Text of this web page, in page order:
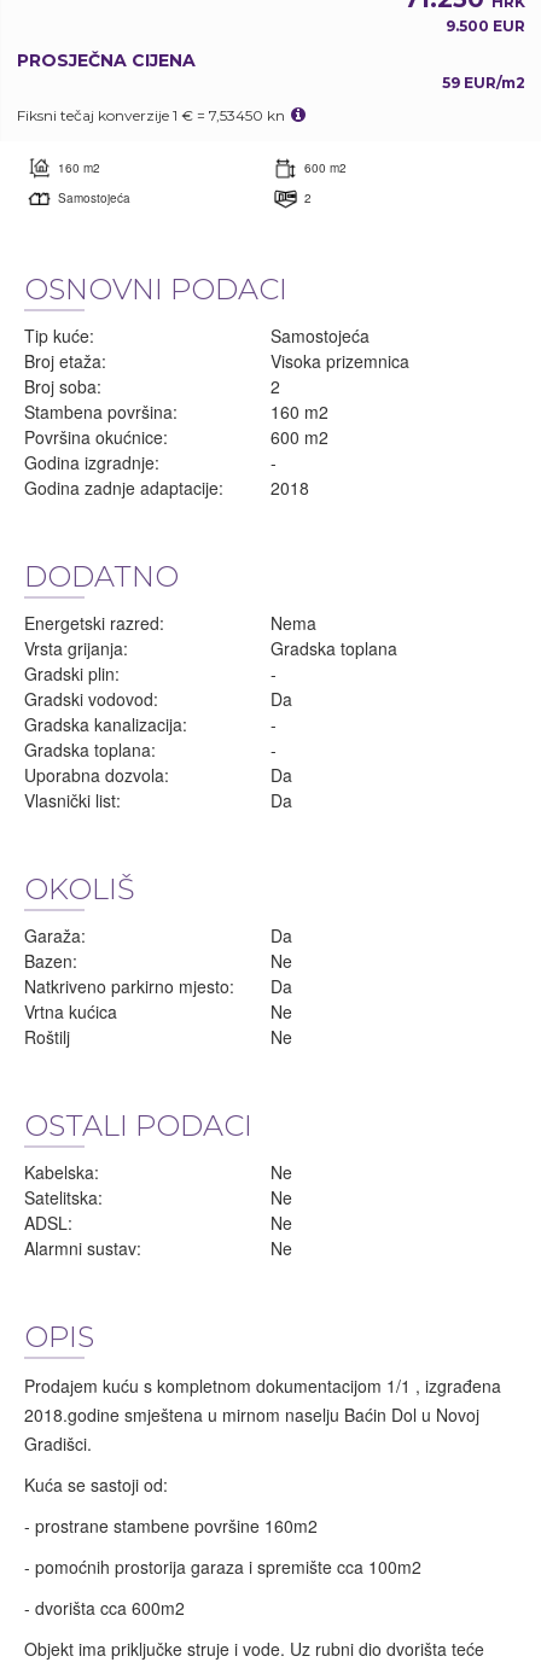
9.500 EUR
PROSJEČNA CIJENA
59 EUR/m2
Fiksni tečaj konverzije 1 € = 7,53450 kn
160 m2
600 m2
Samostojeća
2
OSNOVNI PODACI
Tip kuće:
Samostojeća
Broj etaža:
Visoka prizemnica
Broj soba:
2
Stambena površina:
160 m2
Površina okućnice:
600 m2
Godina izgradnje:
-
Godina zadnje adaptacije:
2018
DODATNO
Energetski razred:
Nema
Vrsta grijanja:
Gradska toplana
Gradski plin:
-
Gradski vodovod:
Da
Gradska kanalizacija:
-
Gradska toplana:
-
Uporabna dozvola:
Da
Vlasnički list:
Da
OKOLIŠ
Garaža:
Da
Bazen:
Ne
Natkriveno parkirno mjesto:
Da
Vrtna kućica
Ne
Roštilj
Ne
OSTALI PODACI
Kabelska:
Ne
Satelitska:
Ne
ADSL:
Ne
Alarmni sustav:
Ne
OPIS
Prodajem kuću s kompletnom dokumentacijom 1/1 , izgrađena
2018.godine smještena u mirnom naselju Baćin Dol u Novoj
Gradišci.
Kuća se sastoji od:
- prostrane stambene površine 160m2
- pomoćnih prostorija garaza i spremište cca 100m2
- dvorišta cca 600m2
Objekt ima priključke struje i vode. Uz rubni dio dvorišta teće